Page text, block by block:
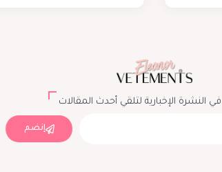
النشرة الإخبارية لتلقي أحدث المقالات
إنضم